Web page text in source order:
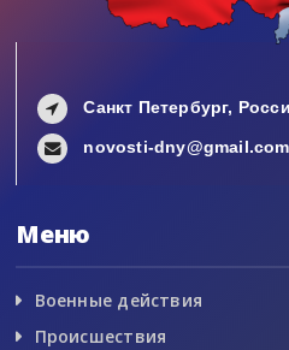
Санкт Петербург,
novosti-dny@gmail.com
Меню
Военные действия
Происшествия